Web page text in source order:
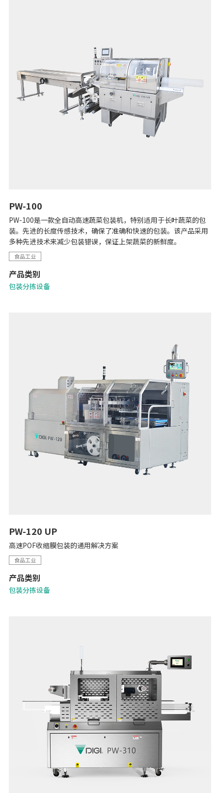
PW-100
PW-100是一款全自动高速蔬菜包装机，特别适用于长叶蔬菜的包
装。先进的长度传感技术，确保了准确和快速的包装。该产品采用
多种先进技术来减少包装错误，保证上架蔬菜的新鲜度。
食品工业
产品类别
包装分拣设备
PW-120 UP
高速POF收缩膜包装的通用解决方案
食品工业
产品类别
包装分拣设备